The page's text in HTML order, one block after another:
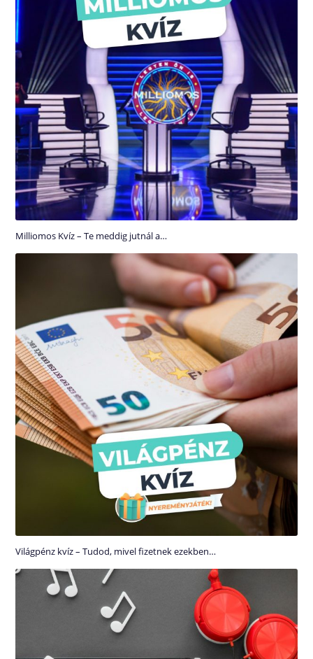
Milliomos Kvíz – Te meddig jutnál a…
Világpénz kvíz – Tudod, mivel fizetnek ezekben…